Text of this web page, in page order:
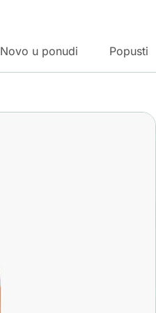
Novo u ponudi Popusti